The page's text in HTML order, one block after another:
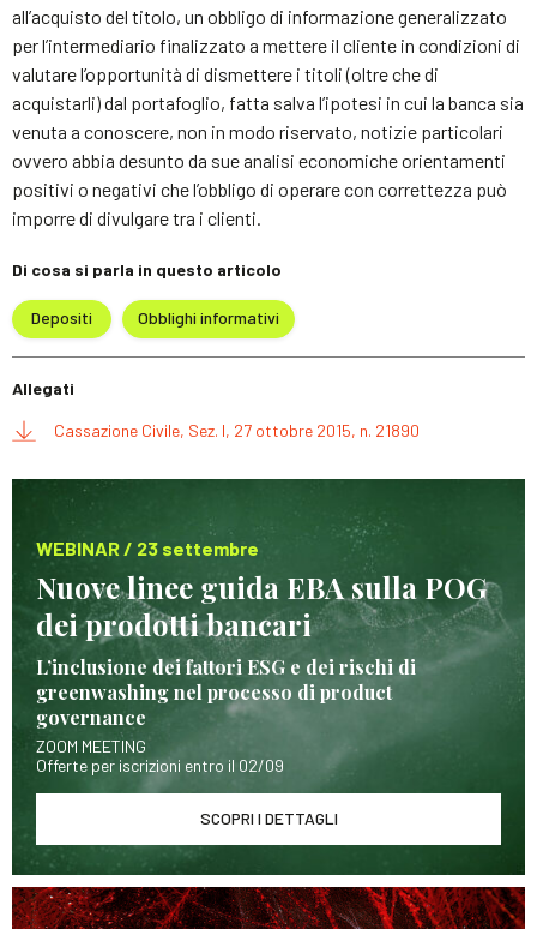
all’acquisto del titolo, un obbligo di informazione generalizzato
per l’intermediario finalizzato a mettere il cliente in condizioni di
valutare l’opportunità di dismettere i titoli (oltre che di
acquistarli) dal portafoglio, fatta salva l’ipotesi in cui la banca sia
venuta a conoscere, non in modo riservato, notizie particolari
ovvero abbia desunto da sue analisi economiche orientamenti
positivi o negativi che l’obbligo di operare con correttezza può
imporre di divulgare tra i clienti.
Di cosa si parla in questo articolo
Depositi Obblighi informativi
Allegati
Cassazione Civile, Sez. I, 27 ottobre 2015, n. 21890
WEBINAR / 23 settembre
Nuove linee guida EBA sulla POG
dei prodotti bancari
L’inclusione dei fattori ESG e dei rischi di
greenwashing nel processo di product
governance
ZOOM MEETING
Offerte per iscrizioni entro il 02/09
SCOPRI I DETTAGLI